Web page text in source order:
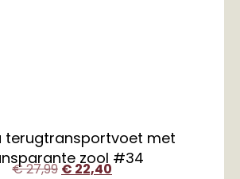
terugtransportvoet met
zool #34
€27,99 €22,40